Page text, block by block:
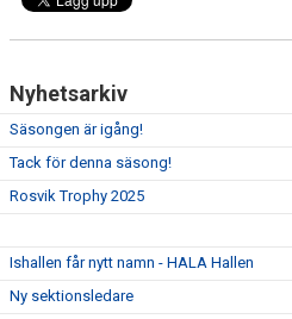
Nyhetsarkiv
Säsongen är igång!
Tack för denna säsong!
Rosvik Trophy 2025
Ishallen får nytt namn - HALA Hallen
Ny sektionsledare